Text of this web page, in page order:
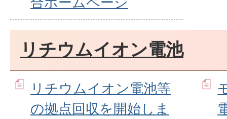
リチウムイオン電池
リチウムイオン電池等
の拠点回収を開始しま